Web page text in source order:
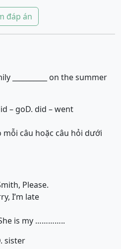
đáp án
__________ on the summer
– goD. did – went
câu hoặc câu hỏi dưới
Please.
I’m late
is my …………..
sister